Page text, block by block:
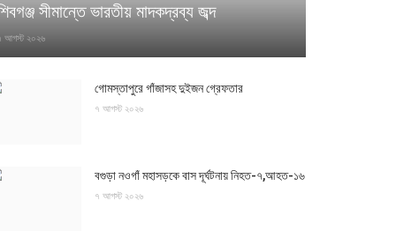
হাসপাতাল ভিসা • 🛵 ডেলিভারি রাইডার • 🏨 হোটেল জব ভিসা • 👩 খাদ্দামা ভিসা •
সীমান্তে ভারতীয় মাদকদ্রব্য জব্দ
আগস্ট ২০২৬
গোমস্তাপুরে গাঁজাসহ দুইজন গ্রেফতার
৭ আগস্ট ২০২৬
বগুড়া নওগাঁ মহাসড়কে বাস দূর্ঘটনায় নিহত-৭,আহত-১৬
৭ আগস্ট ২০২৬